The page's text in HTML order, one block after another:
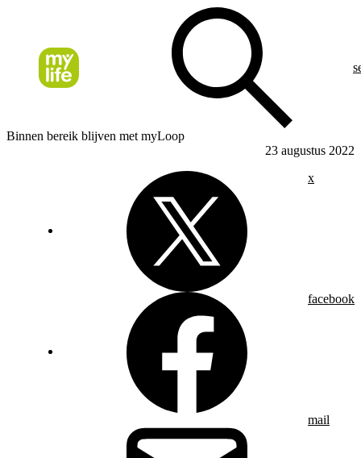
Binnen bereik blijven met myLoop
23 augustus 2022
x
facebook
mail